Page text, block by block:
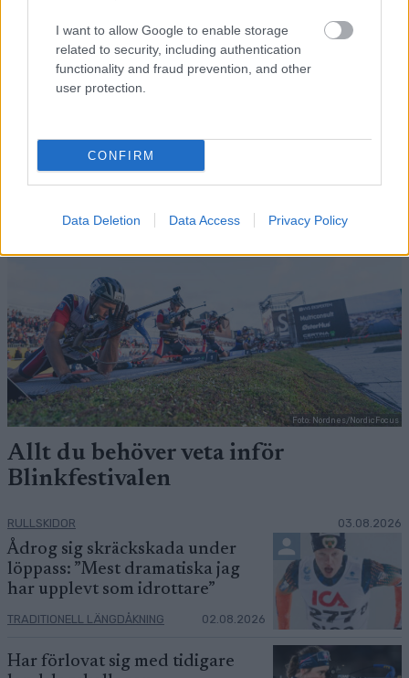
I want to allow Google to enable storage
related to security, including authentication
functionality and fraud prevention, and other
user protection.
CONFIRM
Data Deletion Data Access Privacy Policy
07.0
8.20
26
RULLSKI
DOR
20.0
7.20
26
RULLSKI
DOR
05.0
8.20
26
RULLSKI
DOR
05.0
RULLSKI
FLER ARTIKLAR
Foto: Nordnes/NordicFocus
Allt du behöver veta inför
Blinkfestivalen
RULLSKIDOR 03.08.2026
Ådrog sig skräckskada under
löppass: ”Mest dramatiska jag
har upplevt som idrottare”
TRADITIONELL LÄNGDÅKNING 02.08.2026
Har förlovat sig med tidigare